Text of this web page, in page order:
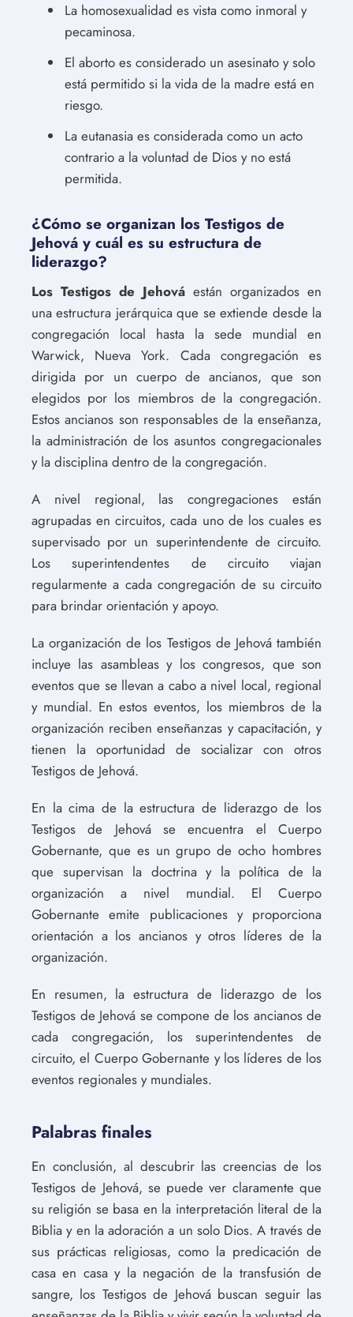
La homosexualidad es vista como inmoral y
pecaminosa.
El aborto es considerado un asesinato y solo
está permitido si la vida de la madre está en
riesgo.
La eutanasia es considerada como un acto
contrario a la voluntad de Dios y no está
permitida.
¿Cómo se organizan los Testigos de
Jehová y cuál es su estructura de
liderazgo?
Los Testigos de Jehová están organizados en
una estructura jerárquica que se extiende desde la
congregación local hasta la sede mundial en
Warwick, Nueva York. Cada congregación es
dirigida por un cuerpo de ancianos, que son
elegidos por los miembros de la congregación.
Estos ancianos son responsables de la enseñanza,
la administración de los asuntos congregacionales
y la disciplina dentro de la congregación.
A nivel regional, las congregaciones están
agrupadas en circuitos, cada uno de los cuales es
supervisado por un superintendente de circuito.
Los superintendentes de circuito viajan
regularmente a cada congregación de su circuito
para brindar orientación y apoyo.
La organización de los Testigos de Jehová también
incluye las asambleas y los congresos, que son
eventos que se llevan a cabo a nivel local, regional
y mundial. En estos eventos, los miembros de la
organización reciben enseñanzas y capacitación, y
tienen la oportunidad de socializar con otros
Testigos de Jehová.
En la cima de la estructura de liderazgo de los
Testigos de Jehová se encuentra el Cuerpo
Gobernante, que es un grupo de ocho hombres
que supervisan la doctrina y la política de la
organización a nivel mundial. El Cuerpo
Gobernante emite publicaciones y proporciona
orientación a los ancianos y otros líderes de la
organización.
En resumen, la estructura de liderazgo de los
Testigos de Jehová se compone de los ancianos de
cada congregación, los superintendentes de
circuito, el Cuerpo Gobernante y los líderes de los
eventos regionales y mundiales.
Palabras finales
En conclusión, al descubrir las creencias de los
Testigos de Jehová, se puede ver claramente que
su religión se basa en la interpretación literal de la
Biblia y en la adoración a un solo Dios. A través de
sus prácticas religiosas, como la predicación de
casa en casa y la negación de la transfusión de
sangre, los Testigos de Jehová buscan seguir las